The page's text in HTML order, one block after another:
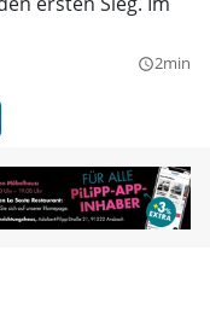
query_builder2min